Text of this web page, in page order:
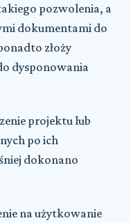
pozwolenia, a
dokumentami do
złoży
dysponowania
projektu lub
po ich
dokonano
na użytkowanie